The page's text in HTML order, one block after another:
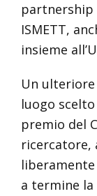
partnership
ISMETT,
insieme
Un
luogo
premio del
ricercatore,
a termine